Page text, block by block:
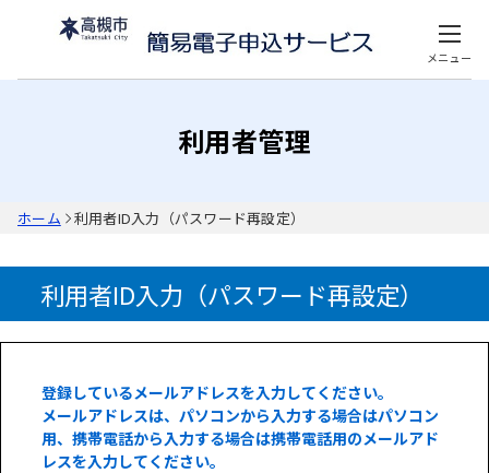
メニュー
利用者管理
ホーム 利用者ID入力（パスワード再設定）
利用者ID入力（パスワード再設定）
登録しているメールアドレスを入力してください。
メールアドレスは、パソコンから入力する場合はパソコン
用、携帯電話から入力する場合は携帯電話用のメールアド
レスを入力してください。